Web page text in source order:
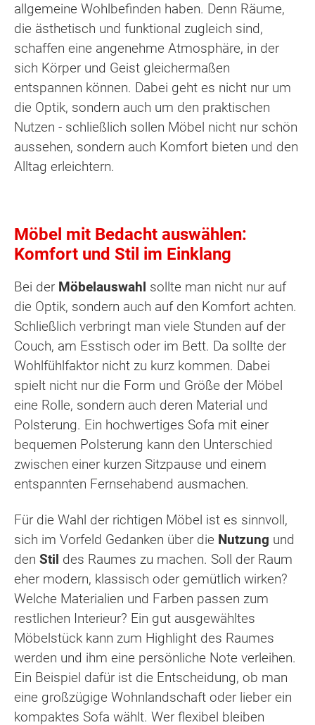
allgemeine Wohlbefinden haben. Denn Räume,
die ästhetisch und funktional zugleich sind,
schaffen eine angenehme Atmosphäre, in der
sich Körper und Geist gleichermaßen
entspannen können. Dabei geht es nicht nur um
die Optik, sondern auch um den praktischen
Nutzen - schließlich sollen Möbel nicht nur schön
aussehen, sondern auch Komfort bieten und den
Alltag erleichtern.
Möbel mit Bedacht auswählen:
Komfort und Stil im Einklang
Bei der Möbelauswahl sollte man nicht nur auf
die Optik, sondern auch auf den Komfort achten.
Schließlich verbringt man viele Stunden auf der
Couch, am Esstisch oder im Bett. Da sollte der
Wohlfühlfaktor nicht zu kurz kommen. Dabei
spielt nicht nur die Form und Größe der Möbel
eine Rolle, sondern auch deren Material und
Polsterung. Ein hochwertiges Sofa mit einer
bequemen Polsterung kann den Unterschied
zwischen einer kurzen Sitzpause und einem
entspannten Fernsehabend ausmachen.
Für die Wahl der richtigen Möbel ist es sinnvoll,
sich im Vorfeld Gedanken über die Nutzung und
den Stil des Raumes zu machen. Soll der Raum
eher modern, klassisch oder gemütlich wirken?
Welche Materialien und Farben passen zum
restlichen Interieur? Ein gut ausgewähltes
Möbelstück kann zum Highlight des Raumes
werden und ihm eine persönliche Note verleihen.
Ein Beispiel dafür ist die Entscheidung, ob man
eine großzügige Wohnlandschaft oder lieber ein
kompaktes Sofa wählt. Wer flexibel bleiben